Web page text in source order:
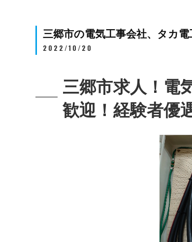
三郷市の電気工事会社、タカ
2022/10/20
三郷市求人！電
歓迎！経験者優